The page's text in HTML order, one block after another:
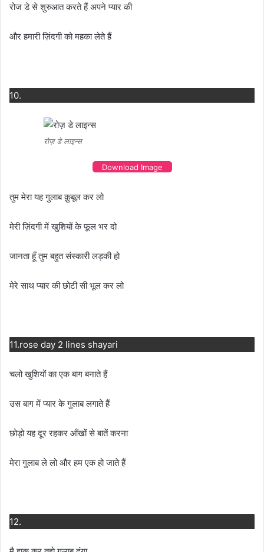
रोज डे से शुरुआत करते हैं अपने प्यार की
और हमारी ज़िंदगी को महका लेते हैं
10.
रोज़ डे लाइन्स
Download Image
तुम मेरा यह गुलाब क़ुबूल कर लो
मेरी ज़िंदगी में खुशियों के फूल भर दो
जानता हूँ तुम बहुत संस्कारी लड़की हो
मेरे साथ प्यार की छोटी सी भूल कर लो
11.rose day 2 lines shayari
चलो खुशियों का एक बाग बनाते हैं
उस बाग में प्यार के गुलाब लगाते हैं
छोड़ो यह दूर रहकर आँखों से बातें करना
मेरा गुलाब ले लो और हम एक हो जाते हैं
12.